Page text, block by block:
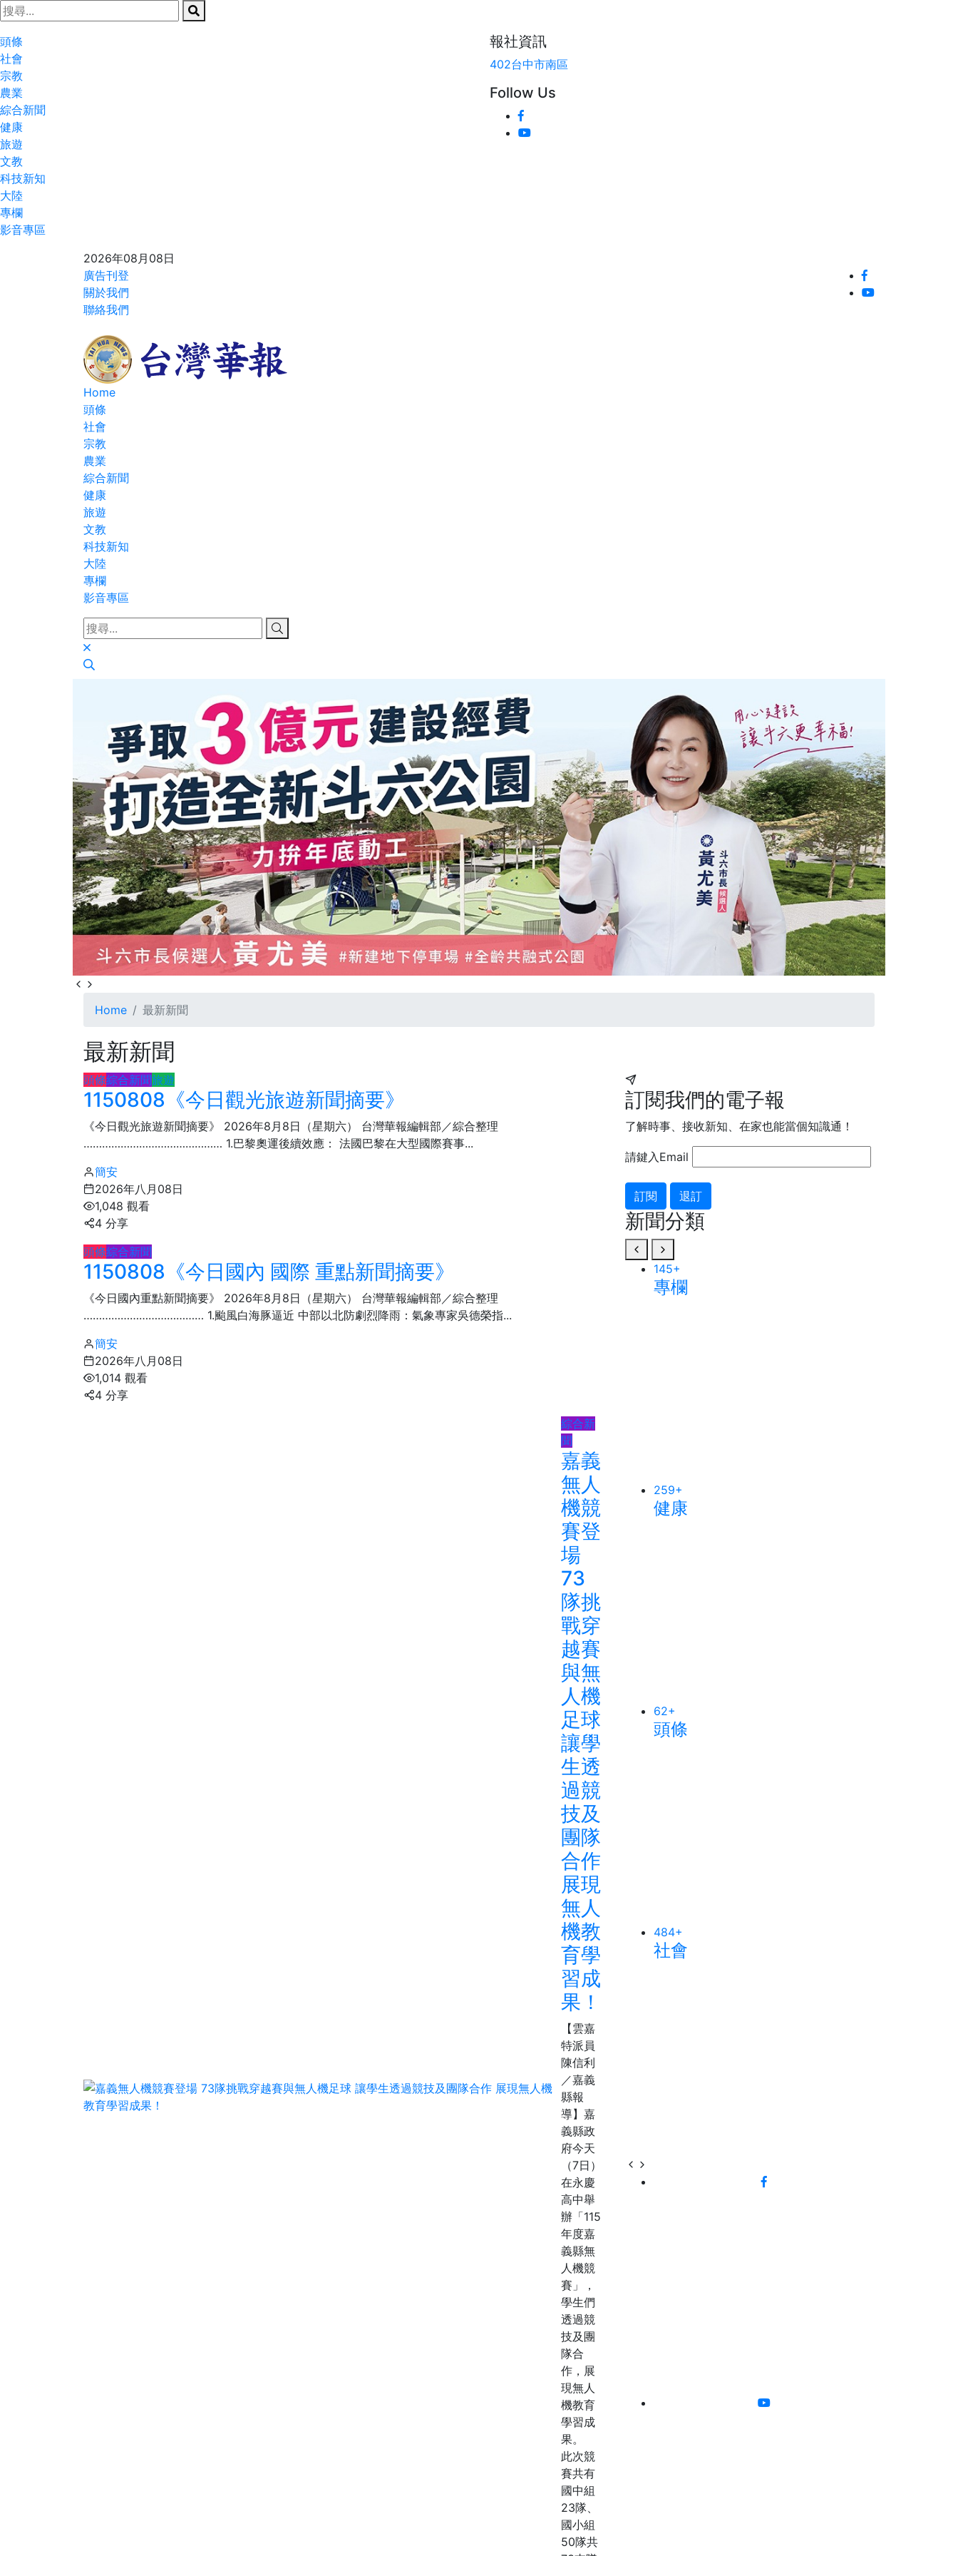
頭條
社會
宗教
農業
綜合新聞
健康
旅遊
文教
科技新知
大陸
專欄
影音專區
報社資訊
402台中市南區
Follow Us
2026年08月08日
廣告刊登
關於我們
聯絡我們
Home
頭條
社會
宗教
農業
綜合新聞
健康
旅遊
文教
科技新知
大陸
專欄
影音專區
Home 最新新聞
最新新聞
頭條綜合新聞旅遊
1150808《今日觀光旅遊新聞摘要》
《今日觀光旅遊新聞摘要》 2026年8月8日（星期六） 台灣華報編輯部／綜合整理
……………………………………… 1.​巴黎奧運後續效應： 法國巴黎在大型國際賽事...
簡安
2026年八月08日
1,048 觀看
4 分享
頭條綜合新聞
1150808《今日國內 國際 重點新聞摘要》
《今日國內重點新聞摘要》 2026年8月8日（星期六） 台灣華報編輯部／綜合整理
………………………………… 1.颱風白海豚逼近 中部以北防劇烈降雨：​氣象專家吳德榮指...
簡安
2026年八月08日
1,014 觀看
4 分享
綜合新
聞
嘉義
無人
機競
賽登
場
73
隊挑
戰穿
越賽
與無
人機
足球
讓學
生透
過競
技及
團隊
合作
展現
無人
機教
育學
習成
果！
【雲嘉
特派員
陳信利
／嘉義
縣報
導】嘉
義縣政
府今天
（7日）
在永慶
高中舉
辦「115
年度嘉
義縣無
人機競
賽」，
學生們
透過競
技及團
隊合
作，展
現無人
機教育
學習成
果。
此次競
賽共有
國中組
23隊、
國小組
50隊共
訂閱我們的電子報
了解時事、接收新知、在家也能當個知識通！
請鍵入Email
訂閱 退訂
新聞分類
91
農業
145+
專欄
259+
健康
62+
頭條
484+
社會
884+
綜合新聞
42+
科技新知
81+
宗教
285+
文教